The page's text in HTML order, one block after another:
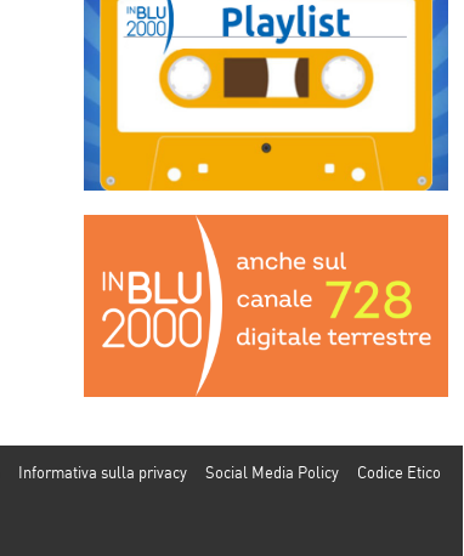
Informativa sulla privacy Social Media Policy Codice Etico